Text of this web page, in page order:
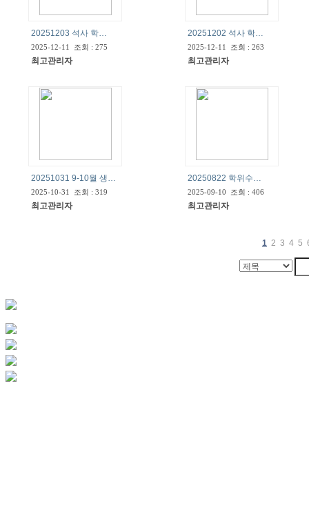
20251203 석사 학…
2025-12-11 조회 : 275
최고관리자
20251202 석사 학…
2025-12-11 조회 : 263
최고관리자
20251031 9-10월 생…
2025-10-31 조회 : 319
최고관리자
20250822 학위수…
2025-09-10 조회 : 406
최고관리자
1 2 3 4 5